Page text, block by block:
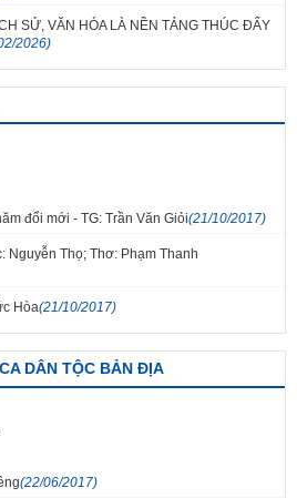
SỬ, VĂN HÓA LÀ NỀN TẢNG THÚC ĐẨY
2026)
đổi mới - TG: Trần Văn Giỏi(21/10/2017)
Nguyễn Thọ; Thơ: Phạm Thanh
Hòa(21/10/2017)
DÂN TỘC BẢN ĐỊA
(22/06/2017)